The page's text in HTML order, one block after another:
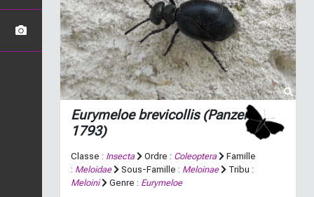
Eurymeloe brevicollis(Panzer,
1793)
Classe : Insecta Ordre : Coleoptera
Famille
: Meloidae Sous-Famille : Meloinae
Tribu :
Meloini
Genre : Eurymeloe